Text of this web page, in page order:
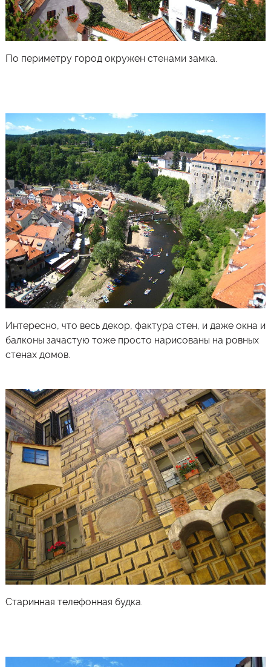
По периметру город окружен стенами замка.
Интересно, что весь декор, фактура стен, и даже окна и
балконы зачастую тоже просто нарисованы на ровных
стенах домов.
Старинная телефонная будка.